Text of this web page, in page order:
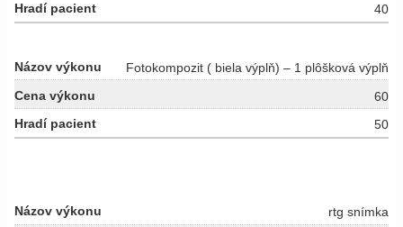
40
Fotokompozit ( biela výplň) – 1 plôšková výplň
60
50
rtg snímka